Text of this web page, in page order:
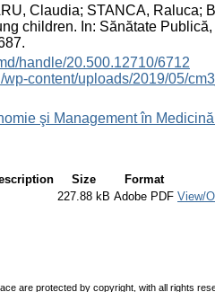
Claudia; STANCA, Raluca;
children. In: Sănătate
handle/20.500.12710/6712
wp-content/uploads/2019/05/
şi Management în
Size
Format
227.88 kB Adobe PDF View/
are protected by copyright, with all rights